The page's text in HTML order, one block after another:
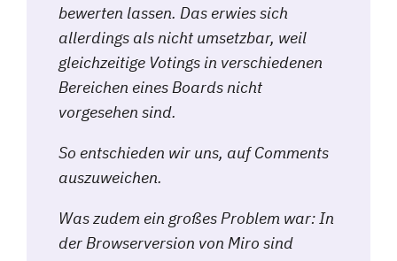
bewerten lassen. Das erwies sich
allerdings als nicht umsetzbar, weil
gleichzeitige Votings in verschiedenen
Bereichen eines Boards nicht
vorgesehen sind.
So entschieden wir uns, auf Comments
auszuweichen.
Was zudem ein großes Problem war: In
der Browserversion von Miro sind